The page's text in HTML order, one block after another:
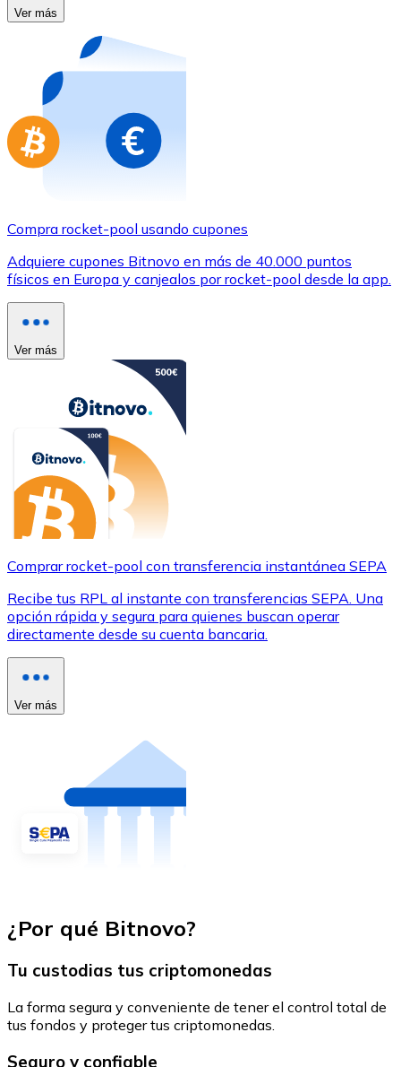
Compra tarjetas regalo de tus marcas favoritas con
Ir a la tienda de tarjetas regalo
Ver más
Compra rocket-pool usando cupones
Adquiere cupones Bitnovo en más de 40.000 puntos
físicos en Europa y canjealos por rocket-pool desde la app.
Ver más
Comprar rocket-pool con transferencia instantánea SEPA
Recibe tus RPL al instante con transferencias SEPA. Una
opción rápida y segura para quienes buscan operar
directamente desde su cuenta bancaria.
Ver más
¿Por qué Bitnovo?
Tu custodias tus criptomonedas
La forma segura y conveniente de tener el control total de
tus fondos y proteger tus criptomonedas.
Seguro y confiable